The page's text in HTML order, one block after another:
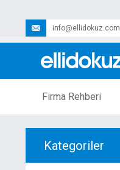
info@ellidokuz.com
Firma Rehberi
Kategoriler